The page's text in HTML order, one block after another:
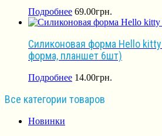
Подробнее 69.00грн.
Силиконовая форма Hello
форма, планшет 6шт)
Подробнее 14.00грн.
Все категории товаров
Новинки